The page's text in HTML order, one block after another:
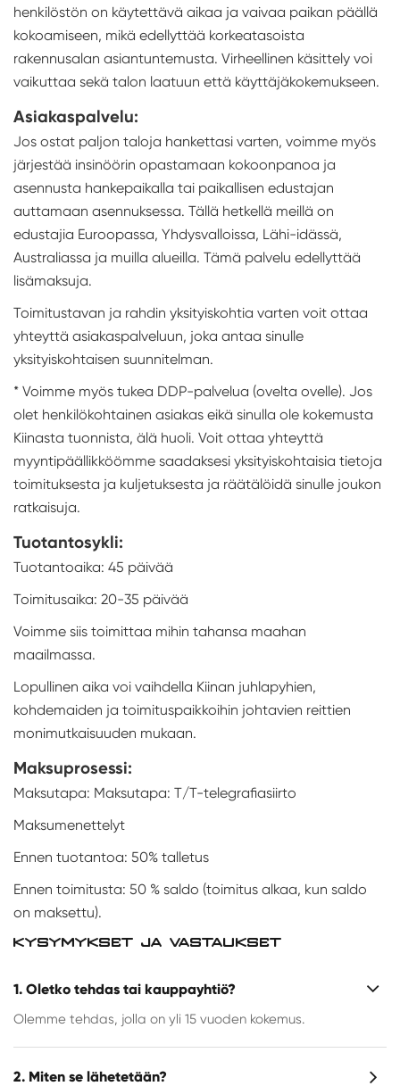
henkilöstön on käytettävä aikaa ja vaivaa paikan päällä
kokoamiseen, mikä edellyttää korkeatasoista
rakennusalan asiantuntemusta. Virheellinen käsittely voi
vaikuttaa sekä talon laatuun että käyttäjäkokemukseen.
Asiakaspalvelu:
Jos ostat paljon taloja hankettasi varten, voimme myös
järjestää insinöörin opastamaan kokoonpanoa ja
asennusta hankepaikalla tai paikallisen edustajan
auttamaan asennuksessa. Tällä hetkellä meillä on
edustajia Euroopassa, Yhdysvalloissa, Lähi-idässä,
Australiassa ja muilla alueilla. Tämä palvelu edellyttää
lisämaksuja.
Toimitustavan ja rahdin yksityiskohtia varten voit ottaa
yhteyttä asiakaspalveluun, joka antaa sinulle
yksityiskohtaisen suunnitelman.
* Voimme myös tukea DDP-palvelua (ovelta ovelle). Jos
olet henkilökohtainen asiakas eikä sinulla ole kokemusta
Kiinasta tuonnista, älä huoli. Voit ottaa yhteyttä
myyntipäällikköömme saadaksesi yksityiskohtaisia tietoja
toimituksesta ja kuljetuksesta ja räätälöidä sinulle joukon
ratkaisuja.
Tuotantosykli:
Tuotantoaika: 45 päivää
Toimitusaika: 20-35 päivää
Voimme siis toimittaa mihin tahansa maahan
maailmassa.
Lopullinen aika voi vaihdella Kiinan juhlapyhien,
kohdemaiden ja toimituspaikkoihin johtavien reittien
monimutkaisuuden mukaan.
Maksuprosessi:
Maksutapa: Maksutapa: T/T-telegrafiasiirto
Maksumenettelyt
Ennen tuotantoa: 50% talletus
Ennen toimitusta: 50 % saldo (toimitus alkaa, kun saldo
on maksettu).
KYSYMYKSET JA VASTAUKSET
1. Oletko tehdas tai kauppayhtiö?
Olemme tehdas, jolla on yli 15 vuoden kokemus.
2. Miten se lähetetään?